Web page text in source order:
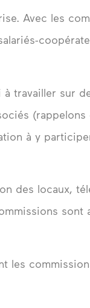
Avec les
travailler sur
(rappelons
à y
des locaux,
sont
les